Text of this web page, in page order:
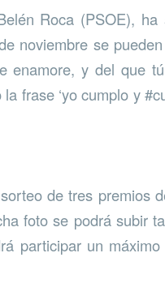
Roca (PSOE),
noviembre se
y del que
frase ‘yo cumplo y
de tres premios
foto se podrá subir
participar un